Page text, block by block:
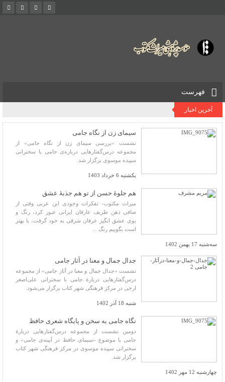
فهرست
آخرین اخبار
سیمای زن از نگاه جامی
نشست «بررسی سیمای زن از نگاه جامی» از
مجموعه درس‌گفتارهایی درباره‌‌ی جامی با سخنرانی
سپیده موسوی برگزار شد.
یکشنبه 6 خرداد 1403
هم جلوۀ حسن از تو هم جذبۀ عشق
میراث مکتوب- تفکرات وجودی ابن عربی وقتی از
صافی ذهن ظریف عارفان ایرانی عبور کرد، رنگ و
بوی عشق انگیز عرفان شرقی به خود گرفت، یا بهتر
است بگوییم رنگ ...
سه‌شنبه 17 بهمن 1402
جدال جمال و معنا در آثار جامی
نشست «جدال جمال و معنا در آثار جامی» از مجموعه
درس‌گفتارهایی دربارۀ جامی با سخنرانی علی‌اصغر
ارجی در مرکز فرهنگی شهر کتاب برگزار می‌شود.
شنبه 18 آذر 1402
نگاه جامی به سخن و پایگاه شعری حافظ
دومین نشست از مجموعه درس‌گفتارهایی دربارۀ
جامی با موضوع «سیمای حافظ در آیینه‌ی جامی» و
سخنرانی سپیده موسوی در مرکز فرهنگی شهر کتاب
برگزار ‌شد.
چهارشنبه 12 مهر 1402